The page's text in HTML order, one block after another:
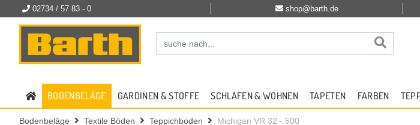
02734 / 57 83 - 0 shop@barth.de
BODENBELÄGE GARDINEN & STOFFE SCHLAFEN & WOHNEN TAPETEN FARBEN
Bodenbeläge Textile Böden Teppichboden Michigan VR 32 - 500